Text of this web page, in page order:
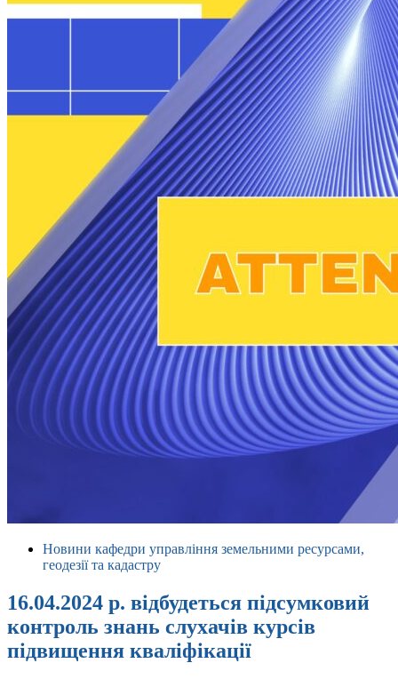
Новини кафедри управління земельними ресурсами,
геодезії та кадастру
16.04.2024 р. відбудеться підсумковий
контроль знань слухачів курсів
підвищення кваліфікації